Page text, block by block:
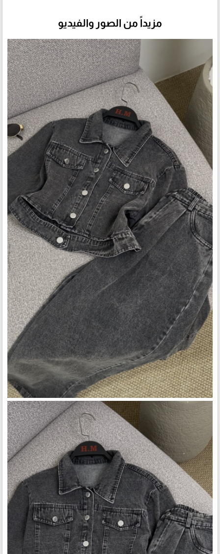
مزيداً من الصور والفيديو